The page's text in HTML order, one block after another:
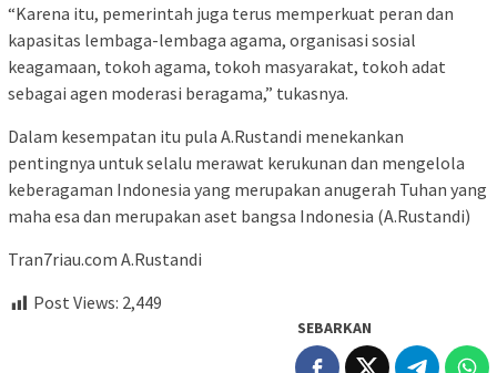
“Karena itu, pemerintah juga terus memperkuat peran dan
kapasitas lembaga-lembaga agama, organisasi sosial
keagamaan, tokoh agama, tokoh masyarakat, tokoh adat
sebagai agen moderasi beragama,” tukasnya.
Dalam kesempatan itu pula A.Rustandi menekankan
pentingnya untuk selalu merawat kerukunan dan mengelola
keberagaman Indonesia yang merupakan anugerah Tuhan yang
maha esa dan merupakan aset bangsa Indonesia (A.Rustandi)
Tran7riau.com A.Rustandi
Post Views: 2,449
SEBARKAN